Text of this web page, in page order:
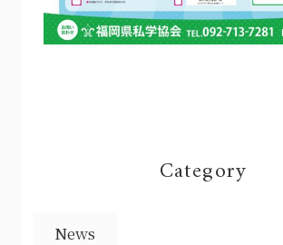
Category
News